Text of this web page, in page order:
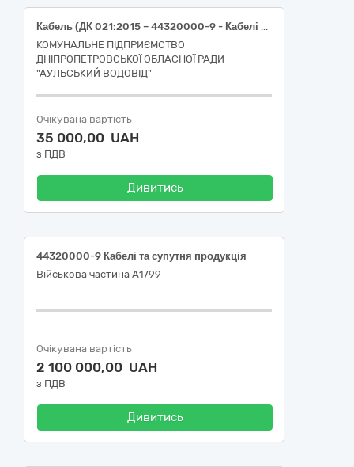
Кабель (ДК 021:2015 – 44320000-9 - Кабелі та супутня продукція)
КОМУНАЛЬНЕ ПІДПРИЄМСТВО
ДНІПРОПЕТРОВСЬКОЇ ОБЛАСНОЇ РАДИ
"АУЛЬСЬКИЙ ВОДОВІД"
Очікувана вартість
35 000,00 UAH
з ПДВ
Дивитись
44320000-9 Кабелі та супутня продукція
Військова частина А1799
Очікувана вартість
2 100 000,00 UAH
з ПДВ
Дивитись